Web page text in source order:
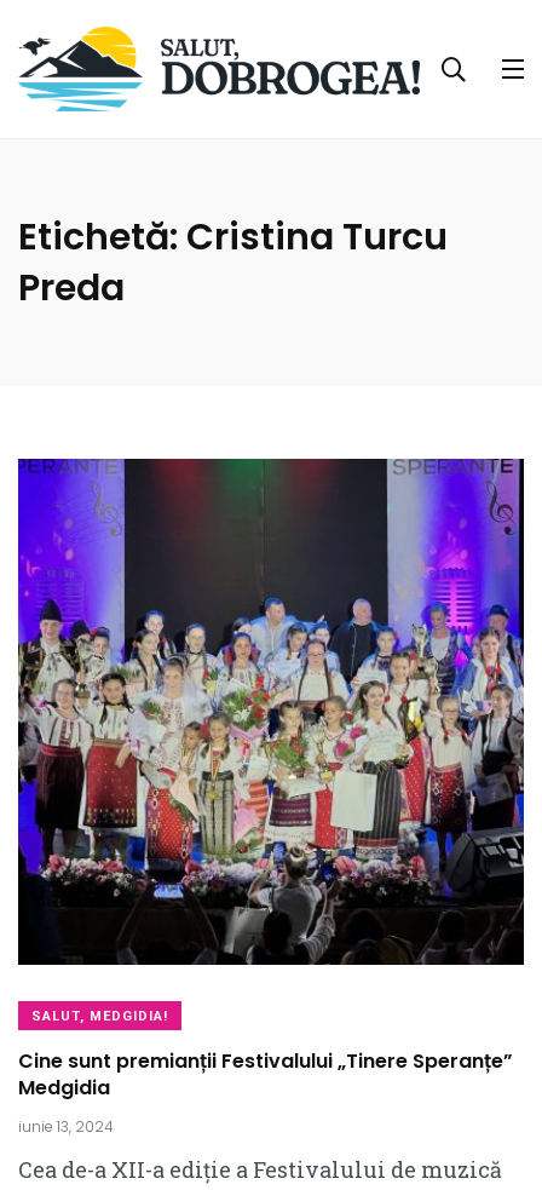
Etichetă: Cristina Turcu
Preda
SALUT, MEDGIDIA!
Cine sunt premianții Festivalului „Tinere Speranțe”
Medgidia
iunie 13, 2024
Cea de-a XII-a ediție a Festivalului de muzică